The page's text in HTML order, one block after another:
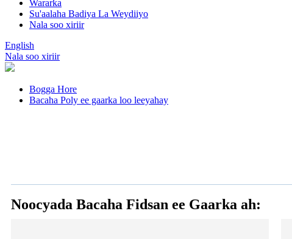
Wararka
Su'aalaha Badiya La Weydiiyo
Nala soo xiriir
English
Nala soo xiriir
Bogga Hore
Bacaha Poly ee gaarka loo leeyahay
Noocyada Bacaha Fidsan ee Gaarka ah: